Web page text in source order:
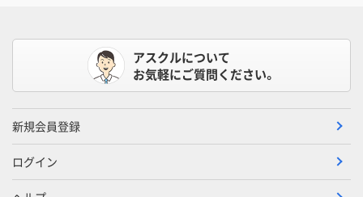
アスクルについて
お気軽にご質問ください。
新規会員登録
ログイン